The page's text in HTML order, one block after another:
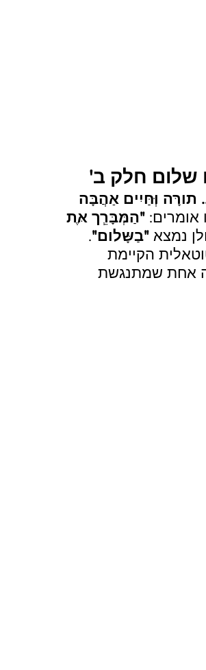
שלום חלק ב'
תורָּה וְּחַּיִים אַהֲבָּה
אומרים: "הַמְּבָּרְֵך אֶּת
נמצא "בַשָּלום".
הקיימת
אחת שמתנגשת